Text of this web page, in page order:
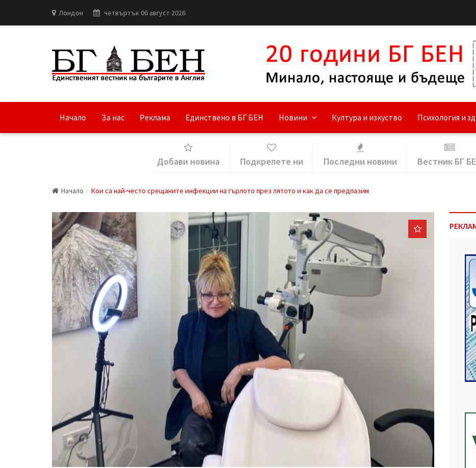
Лондон четвъртък 06 август 2026
Начало За нас Реклама Единствено в БГ БЕН Новини Култура и изкуство Психология и
Добави новина Подкрепете ни Последни новини Вестник БГ
Начало Кои са най-често срещаните инфекции на гърлото през лятото и как да се предпазим